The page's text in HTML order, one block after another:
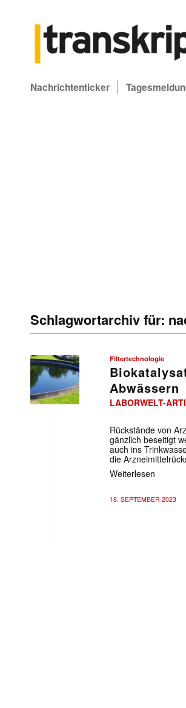
Nachrichtenticker
Schlagwortarchiv für:
Filtertechnologie
Abwässern
LABORWELT-
Rückstände von
gänzlich beseitigt
auch ins
die
Weiterlesen
18. SEPTEMBER 2023